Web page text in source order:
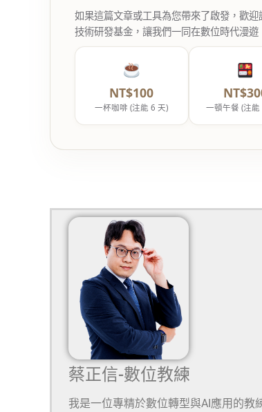
如果這篇文章或工具為您帶來了啟發，歡
技術研發基金，讓我們一同在數位時代漫遊
NT$100
一杯咖啡 (注能 6 天) 一頓午餐 (注能
蔡正信-數位教練
我是一位專精於數位轉型與AI應用的教